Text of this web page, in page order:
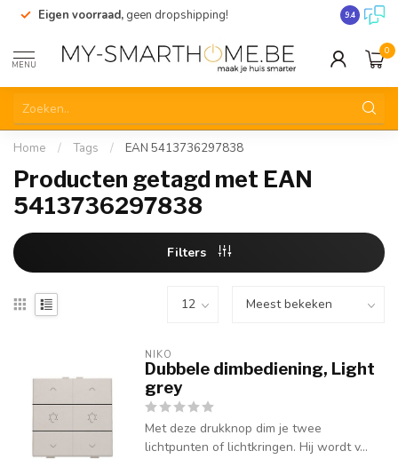
Eigen voorraad, geen dropshipping! 9.4
MENU
0
Home / Tags / EAN 5413736297838
Producten getagd met EAN
5413736297838
Filters
NIKO
Dubbele dimbediening, Light
grey
Met deze drukknop dim je twee
lichtpunten of lichtkringen. Hij wordt v...